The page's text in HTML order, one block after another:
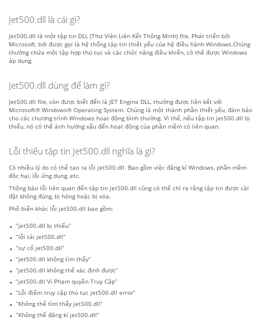
Jet500.dll là cái gì?
Jet500.dll là một tập tin DLL (Thư Viện Liên Kết Thông Minh) file, Phát triển bởi
Microsoft, bởi được gọi là hệ thống tập tin thiết yếu của hệ điều hành Windows.Chúng
thường chứa một tập hợp thủ tục và các chức năng điều khiển, có thể được Windows
áp dụng.
Jet500.dll dùng để làm gì?
Jet500.dll file, còn được biết đến là JET Engine DLL, thường được liên kết với
Microsoft® Windows® Operating System. Chúng là một thành phần thiết yếu, đảm bảo
cho các chương trình Windows hoạt động bình thường. Vì thế, nếu tập tin jet500.dll bị
thiếu, nó có thể ảnh hưởng xấu đến hoạt động của phần mềm có liên quan.
Lỗi thiếu tập tin Jet500.dll nghĩa là gì?
Có nhiều lý do có thể tạo ra lỗi jet500.dll. Bao gồm việc đăng kí Windows, phần mềm
độc hại, lỗi ứng dụng, etc.
Thông báo lỗi liên quan đến tập tin jet500.dll cũng có thể chỉ ra rằng tập tin được cài
đặt không đúng, bị hỏng hoặc bị xóa.
Phổ biến khác lỗi jet500.dll bao gồm:
“jet500.dll bị thiếu”
“lỗi tải jet500.dll”
“sự cố jet500.dll”
“jet500.dll không tìm thấy”
“jet500.dll không thể xác định được”
“jet500.dll Vi Phạm quyền Truy Cập”
“Lỗi điểm truy cập thủ tục jet500.dll error”
“Không thể tìm thấy jet500.dll”
“Không thể đăng kí jet500.dll”